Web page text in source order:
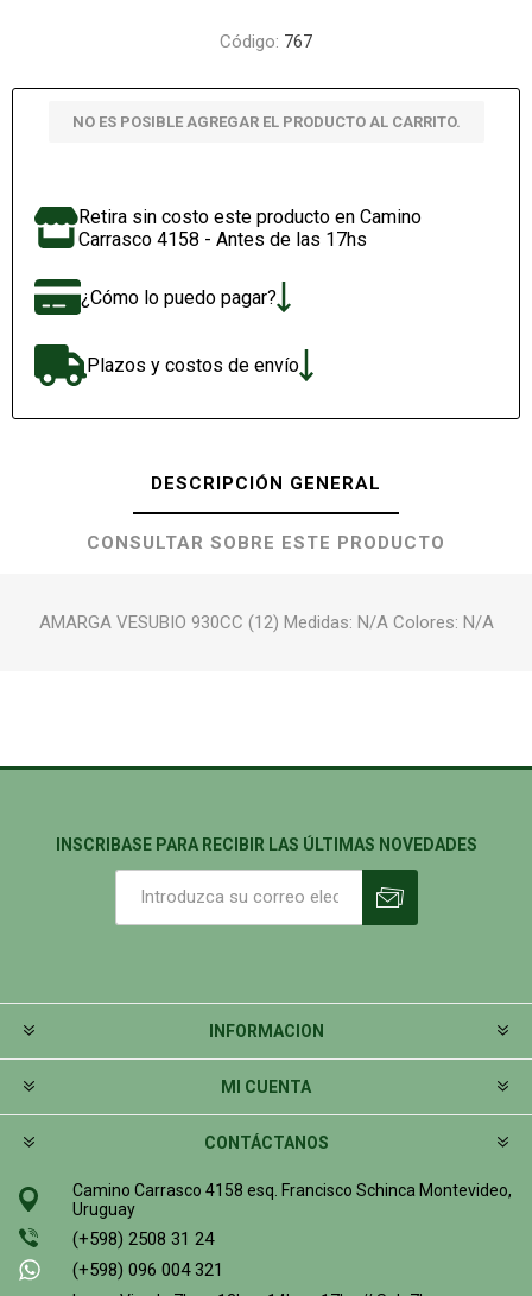
Código: 767
NO ES POSIBLE AGREGAR EL PRODUCTO AL CARRITO.
Retira sin costo este producto en Camino
Carrasco 4158 - Antes de las 17hs
¿Cómo lo puedo pagar?
Plazos y costos de envío
DESCRIPCIÓN GENERAL
CONSULTAR SOBRE ESTE PRODUCTO
AMARGA VESUBIO 930CC (12) Medidas: N/A Colores: N/A
INSCRIBASE PARA RECIBIR LAS ÚLTIMAS NOVEDADES
INFORMACION
MI CUENTA
CONTÁCTANOS
Camino Carrasco 4158 esq. Francisco Schinca Montevideo,
Uruguay
(+598) 2508 31 24
(+598) 096 004 321